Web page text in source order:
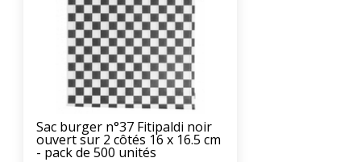
Sac burger n°37 Fitipaldi noir
ouvert sur 2 côtés 16 x 16.5 cm
- pack de 500 unités